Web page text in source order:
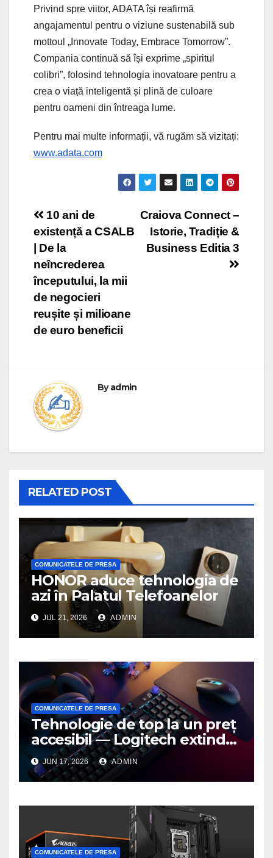
Privind spre viitor, ADATA își reafirmă
angajamentul pentru o viziune sustenabilă sub
mottoul „Innovate Today, Embrace Tomorrow”.
Compania continuă să își exprime „spiritul
colibri”, folosind tehnologia inovatoare pentru a
crea o viață inteligentă și plină de culoare
pentru oameni din întreaga lume.
Pentru mai multe informații, vă rugăm să vizitați:
www.adata.com
Post
navigation
Craiova Connect –
Istorie, Tradiție &
Business Editia 3
10 ani de
existență a CSALB
| De la
neîncrederea
începutului, la mii
de negocieri
reușite și milioane
de euro beneficii
Byadmin
RELATED POST
COMUNICATELE DE PRESA
HONOR aduce tehnologia de
azi în Palatul Telefoanelor
JUL 21, 2026 ADMIN
COMUNICATELE DE PRESA
Tehnologie de top la un preț
accesibil — Logitech extinde
seria G3 cu un nou mouse și
o nouă tastatură pentru
gaming pe PC
JUN 17, 2026 ADMIN
COMUNICATELE DE PRESA